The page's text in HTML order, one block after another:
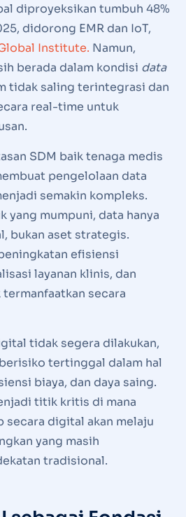
diproyeksikan tumbuh 48%
didorong EMR dan IoT,
Institute. Namun,
berada dalam kondisi data
tidak saling terintegrasi dan
real-time untuk
SDM baik tenaga medis
pengelolaan data
semakin kompleks.
yang mumpuni, data hanya
bukan aset strategis.
efisiensi
layanan klinis, dan
secara
tidak segera dilakukan,
tertinggal dalam hal
biaya, dan daya saing.
titik kritis di mana
secara digital akan melaju
yang masih
tradisional.